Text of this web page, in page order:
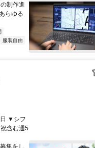
制作進
らゆる
服装自由
日 ▼シフ
含む週5
集をし